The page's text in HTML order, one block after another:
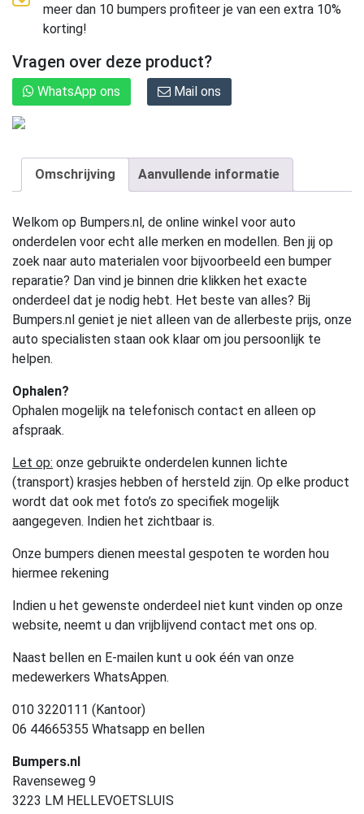
meer dan 10 bumpers profiteer je van een extra 10%
korting!
Vragen over deze product?
WhatsApp ons Mail ons
Omschrijving Aanvullende informatie
Welkom op Bumpers.nl, de online winkel voor auto
onderdelen voor echt alle merken en modellen. Ben jij op
zoek naar auto materialen voor bijvoorbeeld een bumper
reparatie? Dan vind je binnen drie klikken het exacte
onderdeel dat je nodig hebt. Het beste van alles? Bij
Bumpers.nl geniet je niet alleen van de allerbeste prijs, onze
auto specialisten staan ook klaar om jou persoonlijk te
helpen.
Ophalen?
Ophalen mogelijk na telefonisch contact en alleen op
afspraak.
Let op: onze gebruikte onderdelen kunnen lichte
(transport) krasjes hebben of hersteld zijn. Op elke product
wordt dat ook met foto’s zo specifiek mogelijk
aangegeven. Indien het zichtbaar is.
Onze bumpers dienen meestal gespoten te worden hou
hiermee rekening
Indien u het gewenste onderdeel niet kunt vinden op onze
website, neemt u dan vrijblijvend contact met ons op.
Naast bellen en E-mailen kunt u ook één van onze
medewerkers WhatsAppen.
010 3220111 (Kantoor)
06 44665355 Whatsapp en bellen
Bumpers.nl
Ravenseweg 9
3223 LM HELLEVOETSLUIS